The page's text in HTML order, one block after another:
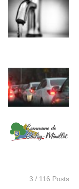
3 / 116 Posts